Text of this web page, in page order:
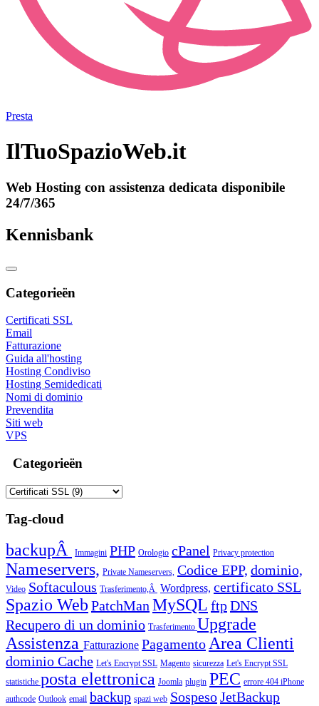
Presta
IlTuoSpazioWeb.it
Web Hosting con assistenza dedicata disponibile
24/7/365
Kennisbank
Categorieën
Certificati SSL
Email
Fatturazione
Guida all'hosting
Hosting Condiviso
Hosting Semidedicati
Nomi di dominio
Prevendita
Siti web
VPS
Categorieën
Tag-cloud
backupÂ Immagini PHP Orologio cPanel Privacy protection
Nameservers, Private Nameservers, Codice EPP, dominio,
Video Softaculous Trasferimento,Â Wordpress, certificato SSL
Spazio Web PatchMan MySQL ftpDNS
Recupero di un dominio Trasferimento Upgrade
Assistenza Fatturazione Pagamento Area Clienti
dominio Cache Let's Encrypt SSL Magento sicurezza Let's Encrypt SSL
statistiche posta elettronica Joomla plugin PEC errore 404 iPhone
authcode Outlook email backup spazi web SospesoJetBackup